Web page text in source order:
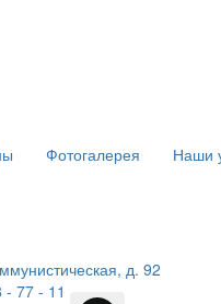
Фотогалерея Наши
д. 92
- 77 - 11